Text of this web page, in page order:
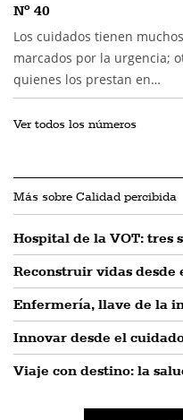
Nº 40
Los cuidados tienen
marcados por la urgencia;
quienes los prestan en…
Ver todos los números
Más sobre Calidad percibida
Hospital de la VOT: tres
Reconstruir vidas desde
Enfermería, llave de la
Innovar desde el
Viaje con destino: la